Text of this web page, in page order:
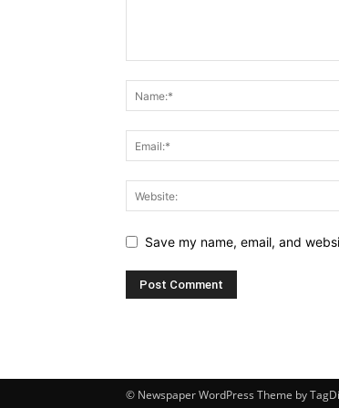
Save my name, email, and
© Newspaper WordPress Theme by